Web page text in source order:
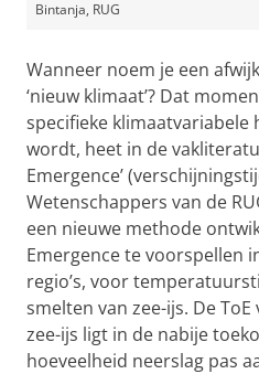
Bintanja, RUG
Wanneer noem je een
‘nieuw klimaat’? Dat
specifieke klimaatvariabele
wordt, heet in de
Emergence’
Wetenschappers van de
een nieuwe methode
Emergence te voorspellen
regio’s, voor
smelten van zee-ijs. De
zee-ijs ligt in de nabije
hoeveelheid neerslag pas